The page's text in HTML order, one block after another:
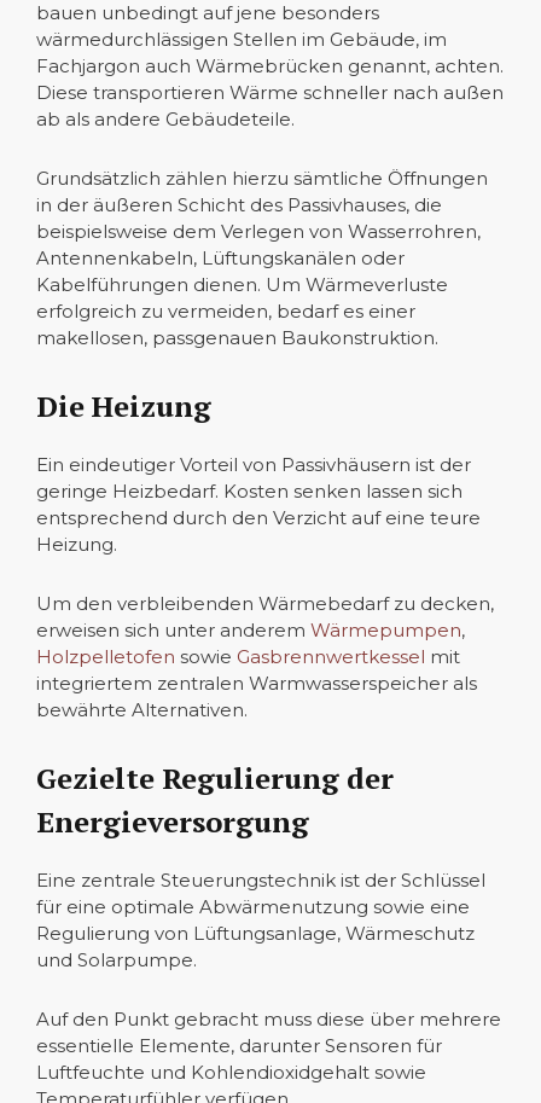
bauen unbedingt auf jene besonders
wärmedurchlässigen Stellen im Gebäude, im
Fachjargon auch Wärmebrücken genannt, achten.
Diese transportieren Wärme schneller nach außen
ab als andere Gebäudeteile.
Grundsätzlich zählen hierzu sämtliche Öffnungen
in der äußeren Schicht des Passivhauses, die
beispielsweise dem Verlegen von Wasserrohren,
Antennenkabeln, Lüftungskanälen oder
Kabelführungen dienen. Um Wärmeverluste
erfolgreich zu vermeiden, bedarf es einer
makellosen, passgenauen Baukonstruktion.
Die Heizung
Ein eindeutiger Vorteil von Passivhäusern ist der
geringe Heizbedarf. Kosten senken lassen sich
entsprechend durch den Verzicht auf eine teure
Heizung.
Um den verbleibenden Wärmebedarf zu decken,
erweisen sich unter anderem Wärmepumpen,
Holzpelletofen sowie Gasbrennwertkessel mit
integriertem zentralen Warmwasserspeicher als
bewährte Alternativen.
Gezielte Regulierung der
Energieversorgung
Eine zentrale Steuerungstechnik ist der Schlüssel
für eine optimale Abwärmenutzung sowie eine
Regulierung von Lüftungsanlage, Wärmeschutz
und Solarpumpe.
Auf den Punkt gebracht muss diese über mehrere
essentielle Elemente, darunter Sensoren für
Luftfeuchte und Kohlendioxidgehalt sowie